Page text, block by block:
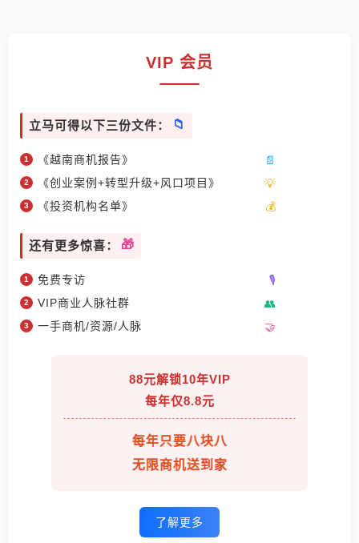
VIP 会员
立马可得以下三份文件：
《越南商机报告》
《创业案例+转型升级+风口项目》
《投资机构名单》
还有更多惊喜：
免费专访
VIP商业人脉社群
一手商机/资源/人脉
88元解锁10年VIP
每年仅8.8元
每年只要八块八
无限商机送到家
了解更多